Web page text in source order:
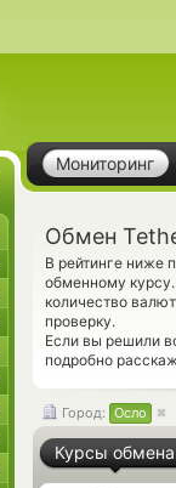
Мониторинг
Обмен
В рейтинге ниже
обменному
количество
проверку.
Если вы решили
подробно
Город: Осло
Курсы обмена